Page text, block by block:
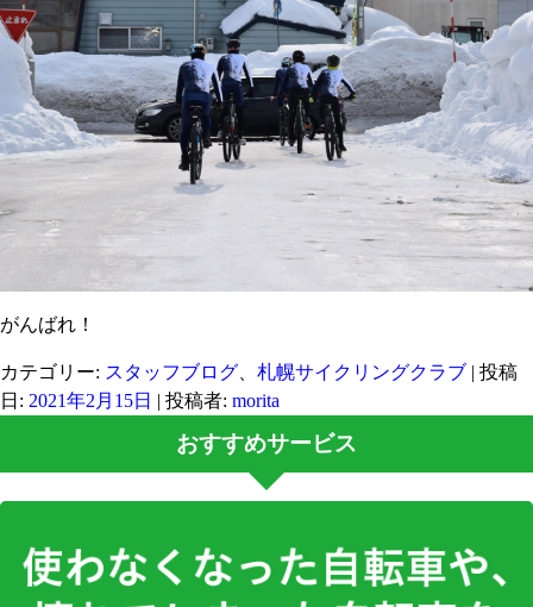
がんばれ！
カテゴリー: スタッフブログ 札幌サイクリングクラブ | 投稿
日: 2021年2月15日 | 投稿者: morita
おすすめサービス